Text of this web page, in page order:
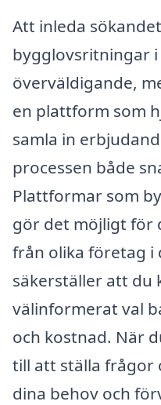
Att inleda
bygglovsritningar
överväldigande,
en plattform som
samla in
processen både
Plattformar som
gör det möjligt för
från olika företag i
säkerställer att du
välinformerat val
och kostnad. När
till att ställa frågor
dina behov och